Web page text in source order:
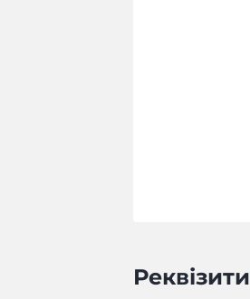
Реквізити